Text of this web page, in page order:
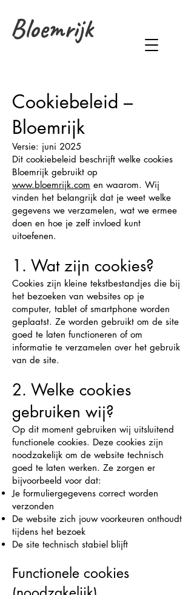
Bloemrijk
Cookiebeleid –
Bloemrijk
Versie: juni 2025
Dit cookiebeleid beschrijft welke cookies
Bloemrijk gebruikt op
www.bloemrijk.com en waarom. Wij
vinden het belangrijk dat je weet welke
gegevens we verzamelen, wat we ermee
doen en hoe je zelf invloed kunt
uitoefenen.
1. Wat zijn cookies?
Cookies zijn kleine tekstbestandjes die bij
het bezoeken van websites op je
computer, tablet of smartphone worden
geplaatst. Ze worden gebruikt om de site
goed te laten functioneren of om
informatie te verzamelen over het gebruik
van de site.
2. Welke cookies
gebruiken wij?
Op dit moment gebruiken wij uitsluitend
functionele cookies. Deze cookies zijn
noodzakelijk om de website technisch
goed te laten werken. Ze zorgen er
bijvoorbeeld voor dat:
Je formuliergegevens correct worden
verzonden
De website zich jouw voorkeuren onthoudt
tijdens het bezoek
De site technisch stabiel blijft
Functionele cookies